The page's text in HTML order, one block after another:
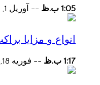
1:05 ب.ظ -- آوریل 1, 2023
انواع و مزایا
1:17 ب.ظ -- فوریه 18, 2023